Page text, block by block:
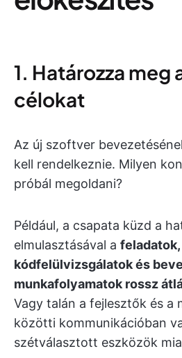
1. Határozza meg
célokat
Az új szoftver
kell rendelkeznie. Milyen
próbál megoldani?
Például, a csapata küzd a
elmulasztásával a feladatok,
kódfelülvizsgálatok és
munkafolyamatok rossz
Vagy talán a fejlesztők és a
közötti kommunikációban
szétválasztott eszközök